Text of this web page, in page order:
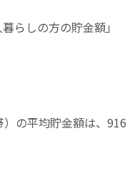
らしの方の貯金額」
の平均貯金額は、916